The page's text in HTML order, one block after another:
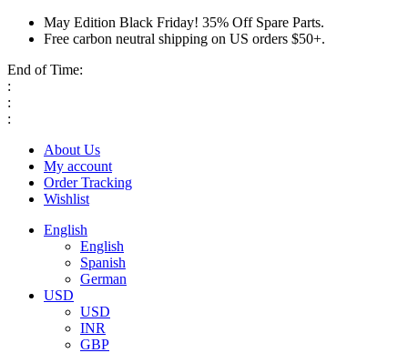
May Edition Black Friday! 35% Off Spare Parts.
Free carbon neutral shipping on US orders $50+.
End of Time:
:
:
:
About Us
My account
Order Tracking
Wishlist
English
English
Spanish
German
USD
USD
INR
GBP